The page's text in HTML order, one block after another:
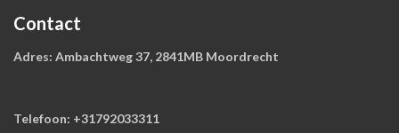
Contact
Adres: Ambachtweg 37, 2841MB Moordrecht
Telefoon: +31792033311